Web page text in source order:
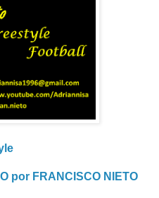
por FRANCISCO NIETO